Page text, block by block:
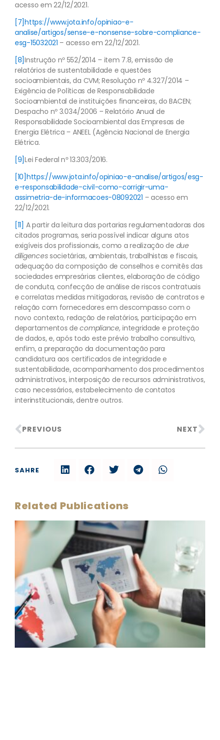
acesso em 22/12/2021.
[7]https://www.jota.info/opiniao-e-
analise/artigos/sense-e-nonsense-sobre-compliance-
esg-15032021 – acesso em 22/12/2021.
[8]Instrução nº 552/2014 – item 7.8, emissão de
relatórios de sustentabilidade e questões
socioambientais, da CVM; Resolução nº 4.327/2014 –
Exigência de Políticas de Responsabilidade
Socioambiental de instituições financeiras, do BACEN;
Despacho nº 3.034/2006 – Relatório Anual de
Responsabilidade Socioambiental das Empresas de
Energia Elétrica – ANEEL (Agência Nacional de Energia
Elétrica.
[9]Lei Federal nº 13.303/2016.
[10]https://www.jota.info/opiniao-e-analise/artigos/esg-
e-responsabilidade-civil-como-corrigir-uma-
assimetria-de-informacoes-08092021 – acesso em
22/12/2021.
[11] A partir da leitura das portarias regulamentadoras dos
citados programas, seria possível indicar alguns atos
exigíveis dos profissionais, como a realização de due
diligencessocietárias, ambientais, trabalhistas e fiscais,
adequação da composição de conselhos e comitês das
sociedades empresárias clientes, elaboração de código
de conduta, confecção de análise de riscos contratuais
e correlatas medidas mitigadoras, revisão de contratos e
relação com fornecedores em descompasso com o
novo contexto, redação de relatórios, participação em
departamentos decompliance,integridade e proteção
de dados, e, após todo este prévio trabalho consultivo,
enfim, a preparação da documentação para
candidatura aos certificados de integridade e
sustentabilidade, acompanhamento dos procedimentos
administrativos, interposição de recursos administrativos,
caso necessários, estabelecimento de contatos
interinstitucionais, dentre outros.
PREVIOUS NEXT
SAHRE
Related Publications